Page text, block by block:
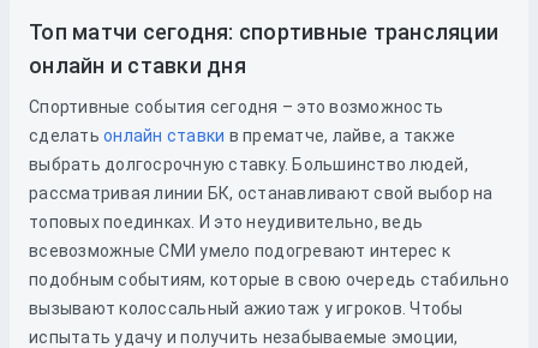
Топ матчи сегодня: спортивные трансляции
онлайн и ставки дня
Спортивные события сегодня – это возможность
сделать онлайн ставки в прематче, лайве, а также
выбрать долгосрочную ставку. Большинство людей,
рассматривая линии БК, останавливают свой выбор на
топовых поединках. И это неудивительно, ведь
всевозможные СМИ умело подогревают интерес к
подобным событиям, которые в свою очередь стабильно
вызывают колоссальный ажиотаж у игроков. Чтобы
испытать удачу и получить незабываемые эмоции,